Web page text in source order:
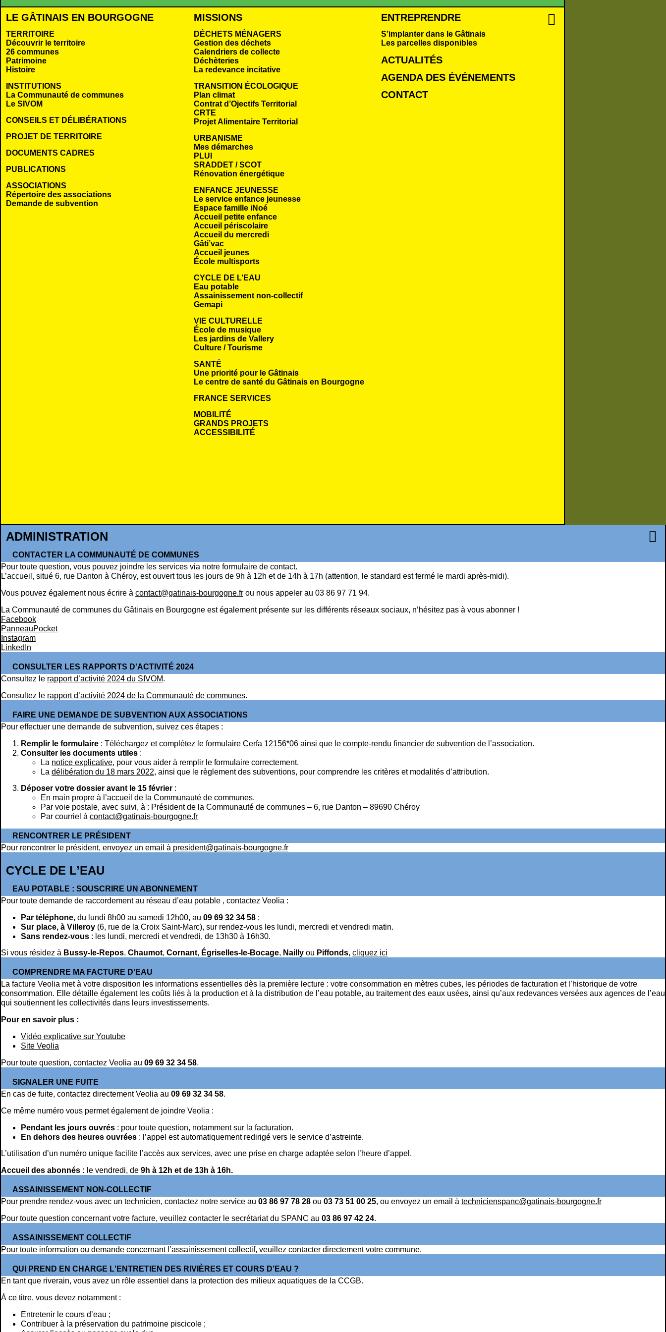
LE GÂTINAIS EN BOURGOGNE
TERRITOIRE
Découvrir le territoire
26 communes
Patrimoine
Histoire
INSTITUTIONS
La Communauté de communes
Le SIVOM
CONSEILS ET DÉLIBÉRATIONS
PROJET DE TERRITOIRE
DOCUMENTS CADRES
PUBLICATIONS
ASSOCIATIONS
Répertoire des associations
Demande de subvention
MISSIONS
DÉCHETS MÉNAGERS
Gestion des déchets
Calendriers de collecte
Déchèteries
La redevance incitative
TRANSITION ÉCOLOGIQUE
Plan climat
Contrat d’Ojectifs Territorial
CRTE
Projet Alimentaire Territorial
URBANISME
Mes démarches
PLUI
SRADDET / SCOT
Rénovation énergétique
ENFANCE JEUNESSE
Le service enfance jeunesse
Espace famille iNoé
Accueil petite enfance
Accueil périscolaire
Accueil du mercredi
Gâti’vac
Accueil jeunes
École multisports
CYCLE DE L’EAU
Eau potable
Assainissement non-collectif
Gemapi
VIE CULTURELLE
École de musique
Les jardins de Vallery
Culture / Tourisme
SANTÉ
Une priorité pour le Gâtinais
Le centre de santé du Gâtinais en Bourgogne
FRANCE SERVICES
MOBILITÉ
GRANDS PROJETS
ACCESSIBILITÉ
ENTREPRENDRE
S’implanter dans le Gâtinais
Les parcelles disponibles
ACTUALITÉS
AGENDA DES ÉVÉNEMENTS
CONTACT
ADMINISTRATION
CONTACTER LA COMMUNAUTÉ DE COMMUNES
Pour toute question, vous pouvez joindre les services via notre formulaire de contact.
L’accueil, situé 6, rue Danton à Chéroy, est ouvert tous les jours de 9h à 12h et de 14h à 17h (attention, le standard est fermé le mardi après-midi).
Vous pouvez également nous écrire à contact@gatinais-bourgogne.fr ou nous appeler au 03 86 97 71 94.
La Communauté de communes du Gâtinais en Bourgogne est également présente sur les différents réseaux sociaux, n’hésitez pas à vous abonner !
Facebook
PanneauPocket
Instagram
LinkedIn
CONSULTER LES RAPPORTS D'ACTIVITÉ 2024
Consultez le rapport d’activité 2024 du SIVOM.
Consultez le rapport d’activité 2024 de la Communauté de communes.
FAIRE UNE DEMANDE DE SUBVENTION AUX ASSOCIATIONS
Pour effectuer une demande de subvention, suivez ces étapes :
Remplir le formulaire : Téléchargez et complétez le formulaire Cerfa 12156*06 ainsi que le compte-rendu financier de subvention de l’association.
Consulter les documents utiles :
La notice explicative, pour vous aider à remplir le formulaire correctement.
La délibération du 18 mars 2022, ainsi que le règlement des subventions, pour comprendre les critères et modalités d’attribution.
Déposer votre dossier avant le 15 février :
En main propre à l’accueil de la Communauté de communes.
Par voie postale, avec suivi, à : Président de la Communauté de communes – 6, rue Danton – 89690 Chéroy
Par courriel à contact@gatinais-bourgogne.fr
RENCONTRER LE PRÉSIDENT
Pour rencontrer le président, envoyez un email à president@gatinais-bourgogne.fr
CYCLE DE L’EAU
EAU POTABLE : SOUSCRIRE UN ABONNEMENT
Pour toute demande de raccordement au réseau d’eau potable , contactez Veolia :
Par téléphone, du lundi 8h00 au samedi 12h00, au 09 69 32 34 58 ;
Sur place, à Villeroy (6, rue de la Croix Saint-Marc), sur rendez-vous les lundi, mercredi et vendredi matin.
Sans rendez-vous : les lundi, mercredi et vendredi, de 13h30 à 16h30.
Si vous résidez à Bussy-le-Repos, Chaumot, Cornant, Égriselles-le-Bocage, Nailly ou Piffonds, cliquez ici
COMPRENDRE MA FACTURE D'EAU
La facture Veolia met à votre disposition les informations essentielles dès la première lecture : votre consommation en mètres cubes, les périodes de facturation et l’historique de votre
consommation. Elle détaille également les coûts liés à la production et à la distribution de l’eau potable, au traitement des eaux usées, ainsi qu’aux redevances versées aux agences de l’eau
qui soutiennent les collectivités dans leurs investissements.
Pour en savoir plus :
Vidéo explicative sur Youtube
Site Veolia
Pour toute question, contactez Veolia au 09 69 32 34 58.
SIGNALER UNE FUITE
En cas de fuite, contactez directement Veolia au 09 69 32 34 58.
Ce même numéro vous permet également de joindre Veolia :
Pendant les jours ouvrés : pour toute question, notamment sur la facturation.
En dehors des heures ouvrées : l’appel est automatiquement redirigé vers le service d’astreinte.
L’utilisation d’un numéro unique facilite l’accès aux services, avec une prise en charge adaptée selon l’heure d’appel.
Accueil des abonnés : le vendredi, de 9h à 12h et de 13h à 16h.
ASSAINISSEMENT NON-COLLECTIF
Pour prendre rendez-vous avec un technicien, contactez notre service au 03 86 97 78 28 ou 03 73 51 00 25, ou envoyez un email à technicienspanc@gatinais-bourgogne.fr
Pour toute question concernant votre facture, veuillez contacter le secrétariat du SPANC au 03 86 97 42 24.
ASSAINISSEMENT COLLECTIF
Pour toute information ou demande concernant l’assainissement collectif, veuillez contacter directement votre commune.
QUI PREND EN CHARGE L'ENTRETIEN DES RIVIÈRES ET COURS D’EAU ?
En tant que riverain, vous avez un rôle essentiel dans la protection des milieux aquatiques de la CCGB.
À ce titre, vous devez notamment :
Entretenir le cours d’eau ;
Contribuer à la préservation du patrimoine piscicole ;